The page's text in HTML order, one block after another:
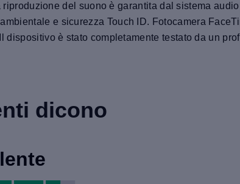
del suono è garantita dal sistema
e sicurezza Touch ID. Fotocamera
è stato completamente testato da un
dicono